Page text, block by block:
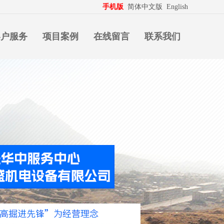
手机版 简体中文版 English
服务 项目案例 在线留言 联系我们